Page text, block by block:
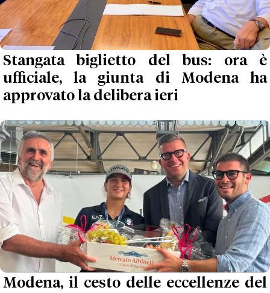
Stangata biglietto del bus: ora è
ufficiale, la giunta di Modena ha
approvato la delibera ieri
Modena, il cesto delle eccellenze del